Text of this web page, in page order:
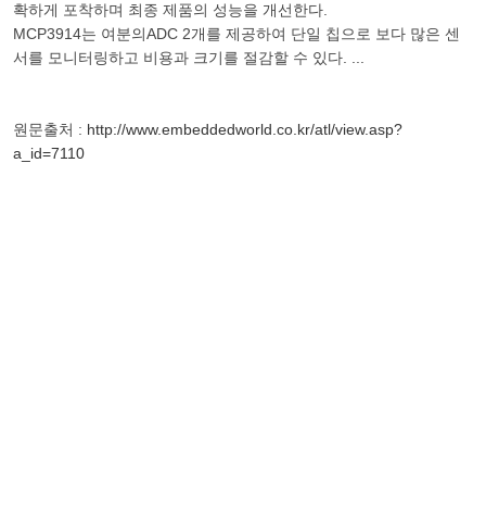
확하게 포착하며 최종 제품의 성능을 개선한다.
MCP3914는 여분의ADC 2개를 제공하여 단일 칩으로 보다 많은 센
서를 모니터링하고 비용과 크기를 절감할 수 있다. ...
원문출처 : http://www.embeddedworld.co.kr/atl/view.asp?
a_id=7110